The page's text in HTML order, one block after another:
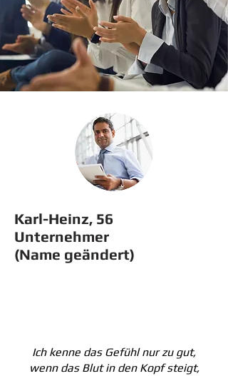
Karl-Heinz, 56
Unternehmer
(Name geändert)
Ich kenne das Gefühl nur zu gut,
wenn das Blut in den Kopf steigt,